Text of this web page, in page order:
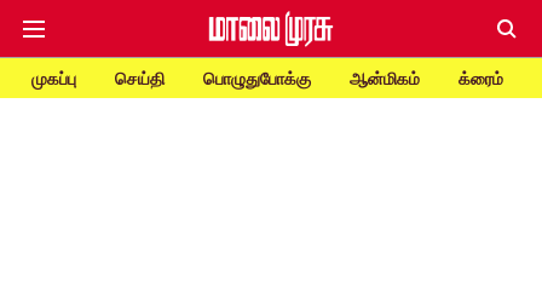
முகப்பு செய்தி பொழுதுபோக்கு ஆன்மிகம் க்ரைம்